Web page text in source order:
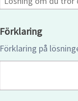
Förklaring
Förklaring på